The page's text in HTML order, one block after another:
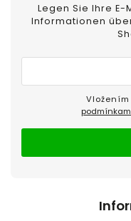
Legen Sie Ihre
Informationen